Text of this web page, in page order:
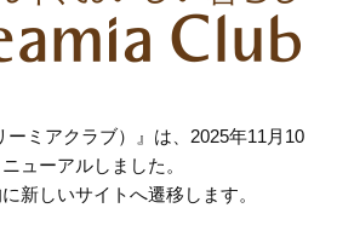
ーミアクラブ）』は、2025年11月10
ューアルしました。
新しいサイトへ遷移します。